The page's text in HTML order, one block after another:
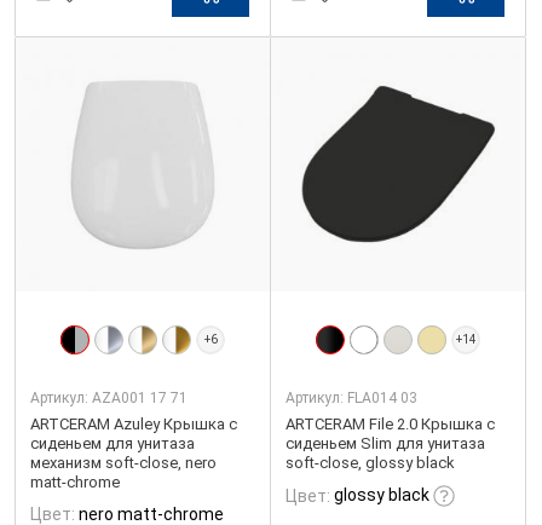
+6
Артикул: AZA001 17 71
ARTCERAM Azuley Крышка с
сиденьем для унитаза
механизм soft-close, nero
matt-chrome
Цвет: nero matt-chrome
+14
Артикул: FLA014 03
ARTCERAM File 2.0 Крышка с
сиденьем Slim для унитаза
soft-close, glossy black
Цвет: glossy black